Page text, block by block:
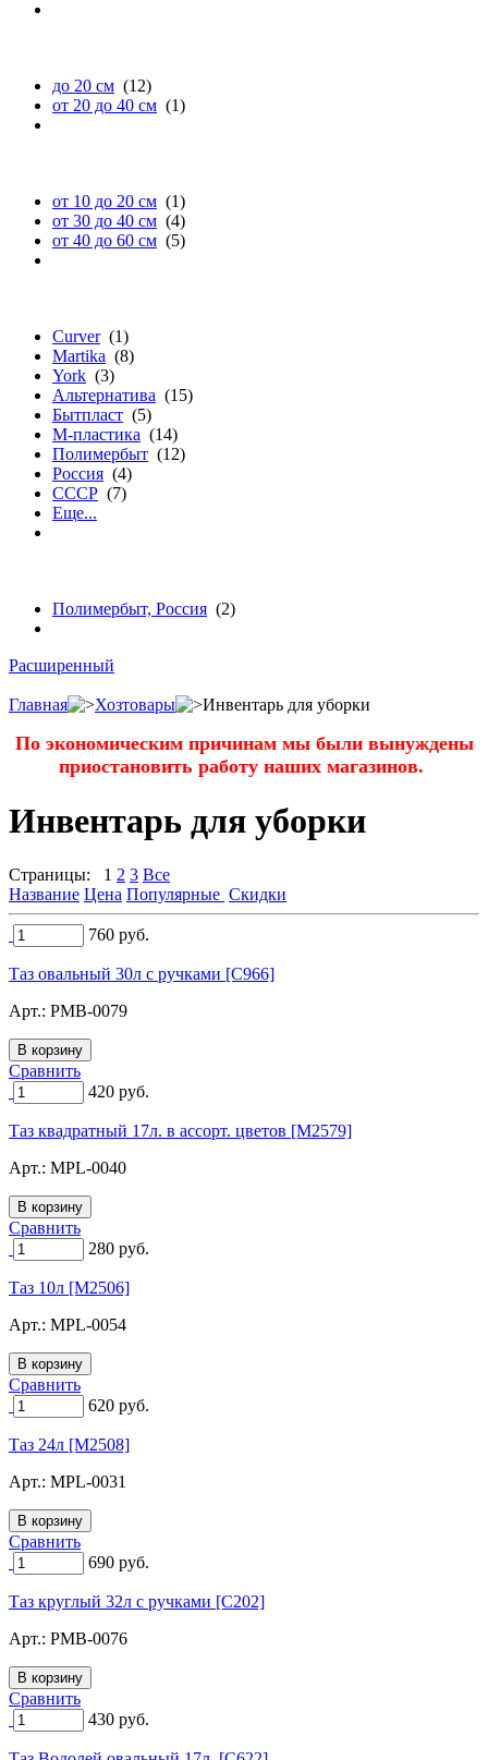
до 20 см (12)
от 20 до 40 см (1)
от 10 до 20 см (1)
от 30 до 40 см (4)
от 40 до 60 см (5)
Curver (1)
Martika (8)
York (3)
Альтернатива (15)
Бытпласт (5)
М-пластика (14)
Полимербыт (12)
Россия (4)
СССР (7)
Еще...
Полимербыт, Россия (2)
Расширенный
Главная Хозтовары Инвентарь для уборки
По экономическим причинам мы были вынуждены
приостановить работу наших магазинов.
Инвентарь для уборки
Страницы: 1 2 3 Все
Название Цена Популярные Скидки
760 руб.
Таз овальный 30л с ручками [C966]
Арт.: PMB-0079
Сравнить
420 руб.
Таз квадратный 17л. в ассорт. цветов [M2579]
Арт.: MPL-0040
Сравнить
280 руб.
Таз 10л [M2506]
Арт.: MPL-0054
Сравнить
620 руб.
Таз 24л [M2508]
Арт.: MPL-0031
Сравнить
690 руб.
Таз круглый 32л с ручками [C202]
Арт.: PMB-0076
Сравнить
430 руб.